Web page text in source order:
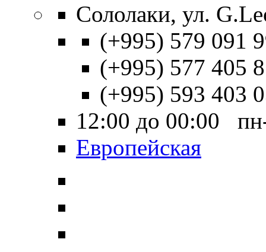
Сололаки, ул.
(+995) 579 091
(+995) 577 405
(+995) 593 403
12:00 до 00:00
Европейская